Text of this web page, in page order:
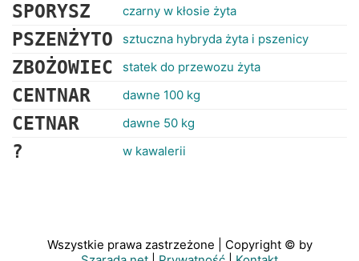
SPORYSZ czarny w kłosie żyta
PSZENŻYTO sztuczna hybryda żyta i pszenicy
ZBOŻOWIEC statek do przewozu żyta
CENTNAR dawne 100 kg
CETNAR dawne 50 kg
? w kawalerii
Wszystkie prawa zastrzeżone | Copyright © by